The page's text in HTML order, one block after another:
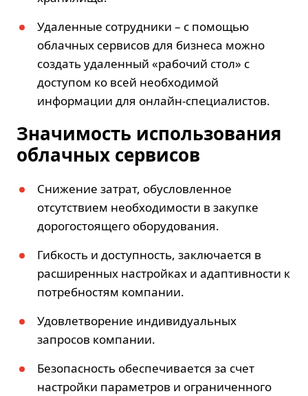
Удаленные сотрудники – с помощью
облачных сервисов для бизнеса можно
создать удаленный «рабочий стол» с
доступом ко всей необходимой
информации для онлайн-специалистов.
Значимость использования
облачных сервисов
Снижение затрат, обусловленное
отсутствием необходимости в закупке
дорогостоящего оборудования.
Гибкость и доступность, заключается в
расширенных настройках и адаптивности к
потребностям компании.
Удовлетворение индивидуальных
запросов компании.
Безопасность обеспечивается за счет
настройки параметров и ограниченного